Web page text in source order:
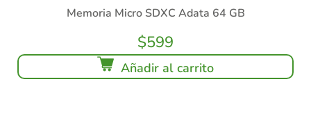
Memoria Micro SDXC Adata 64 GB
$599
Añadir al carrito